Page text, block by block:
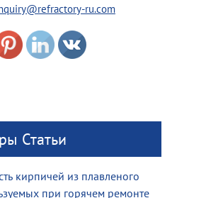
ru.com
Статьи
кирпичей из плавленого
при горячем ремонте